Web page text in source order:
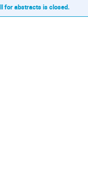
for abstracts is closed.